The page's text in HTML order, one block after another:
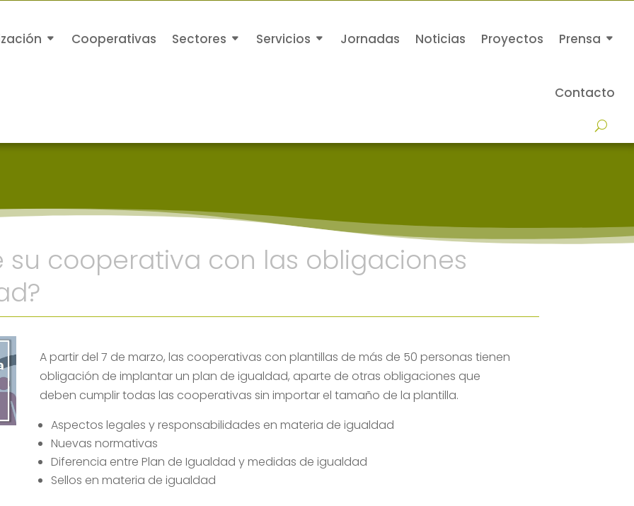
Cooperativas Sectores Servicios Jornadas Noticias Proyectos Prensa
Contacto
su cooperativa con las obligaciones
A partir del 7 de marzo, las cooperativas con plantillas de más de 50 personas tienen
obligación de implantar un plan de igualdad, aparte de otras obligaciones que
deben cumplir todas las cooperativas sin importar el tamaño de la plantilla.
Aspectos legales y responsabilidades en materia de igualdad
Nuevas normativas
Diferencia entre Plan de Igualdad y medidas de igualdad
Sellos en materia de igualdad